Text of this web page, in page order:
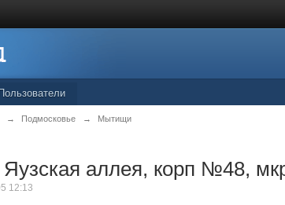
Пользователи
→ Подмосковье → Мытищи
аллея, корп №48,
12:13